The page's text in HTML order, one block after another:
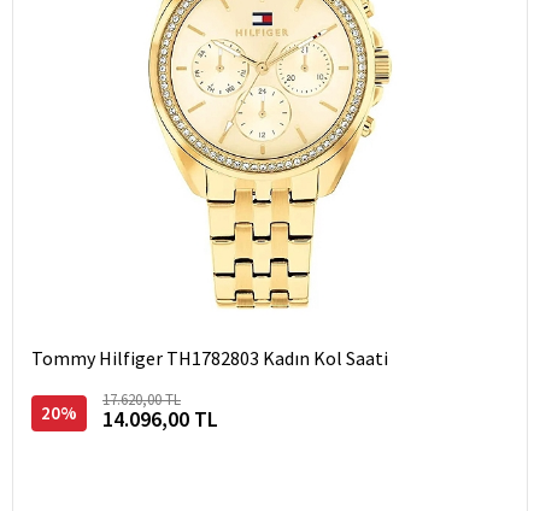
Tommy Hilfiger TH1782803 Kadın Kol Saati
20%
17.620,00 TL
14.096,00 TL